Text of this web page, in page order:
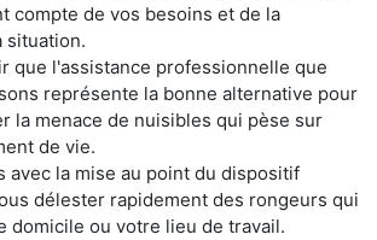
compte de vos besoins et de la
situation.
que l'assistance professionnelle que
représente la bonne alternative pour
la menace de nuisibles qui pèse sur
de vie.
avec la mise au point du dispositif
délester rapidement des rongeurs qui
domicile ou votre lieu de travail.